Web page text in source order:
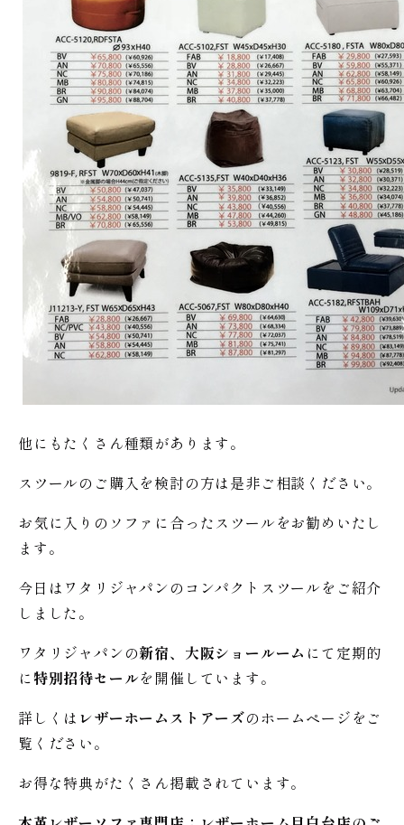
他にもたくさん種類があります。
スツールのご購入を検討の方は是非ご相談ください。
お気に入りのソファに合ったスツールをお勧めいたし
ます。
今日はワタリジャパンのコンパクトスツールをご紹介
しました。
ワタリジャパンの新宿、大阪ショールーム にて定期的
に特別招待セールを開催しています。
詳しくは レザーホームストアーズのホームページをご
覧ください。
お得な特典がたくさん掲載されています。